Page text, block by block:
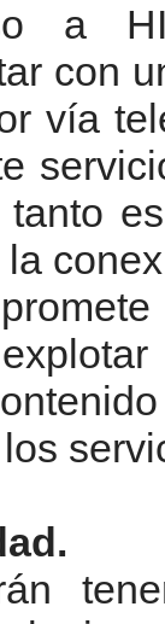
a
con
vía